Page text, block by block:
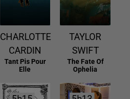
CHARLOTTE
CARDIN
Tant Pis Pour
Elle
TAYLOR
SWIFT
The Fate Of
Ophelia